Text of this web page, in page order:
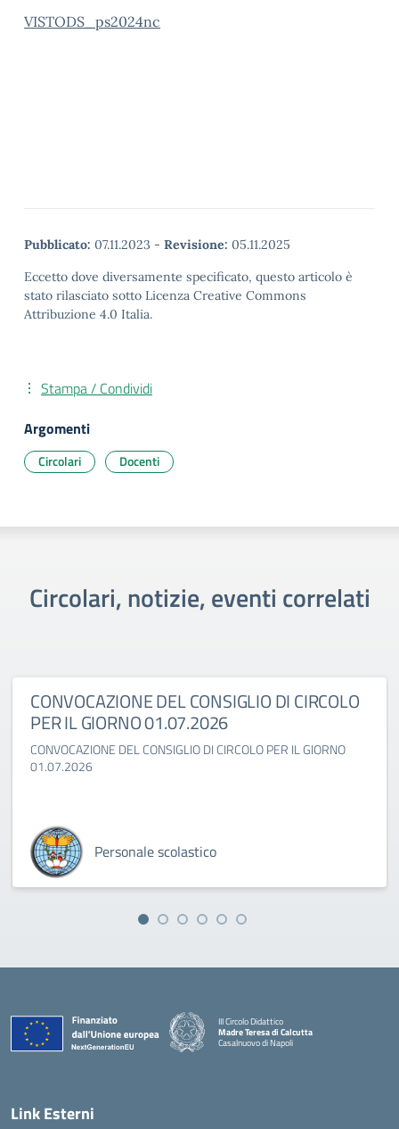
VISTODS_ps2024nc
Pubblicato: 07.11.2023 - Revisione: 05.11.2025
Eccetto dove diversamente specificato, questo articolo è
stato rilasciato sotto Licenza Creative Commons
Attribuzione 4.0 Italia.
Stampa / Condividi
Argomenti
Circolari Docenti
Circolari, notizie, eventi correlati
CONVOCAZIONE DEL CONSIGLIO DI CIRCOLO
PER IL GIORNO 01.07.2026
CONVOCAZIONE DEL CONSIGLIO DI CIRCOLO PER IL GIORNO
01.07.2026
Personale scolastico
III Circolo Didattico
Madre Teresa di Calcutta
Casalnuovo di Napoli
— Visita la pagina iniziale della scuola
Link Esterni